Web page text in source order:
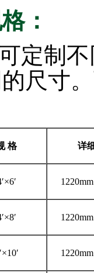
：
定制
尺寸
格 详